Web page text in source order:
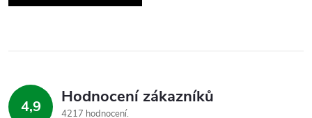
4,9 Hodnocení zákazníků
4217 hodnocení